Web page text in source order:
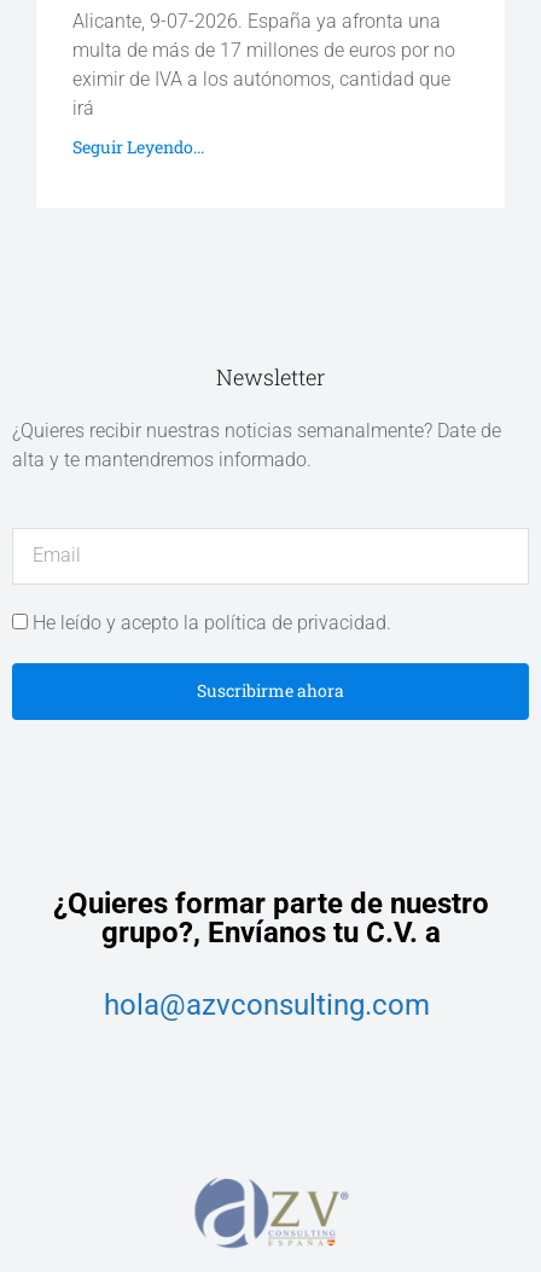
Alicante, 9-07-2026. España ya afronta una
multa de más de 17 millones de euros por no
eximir de IVA a los autónomos, cantidad que
irá
Seguir Leyendo...
Newsletter
¿Quieres recibir nuestras noticias semanalmente? Date de
alta y te mantendremos informado.
He leído y acepto la política de privacidad.
Suscribirme ahora
¿Quieres formar parte de nuestro
grupo?, Envíanos tu C.V. a
hola@azvconsulting.com